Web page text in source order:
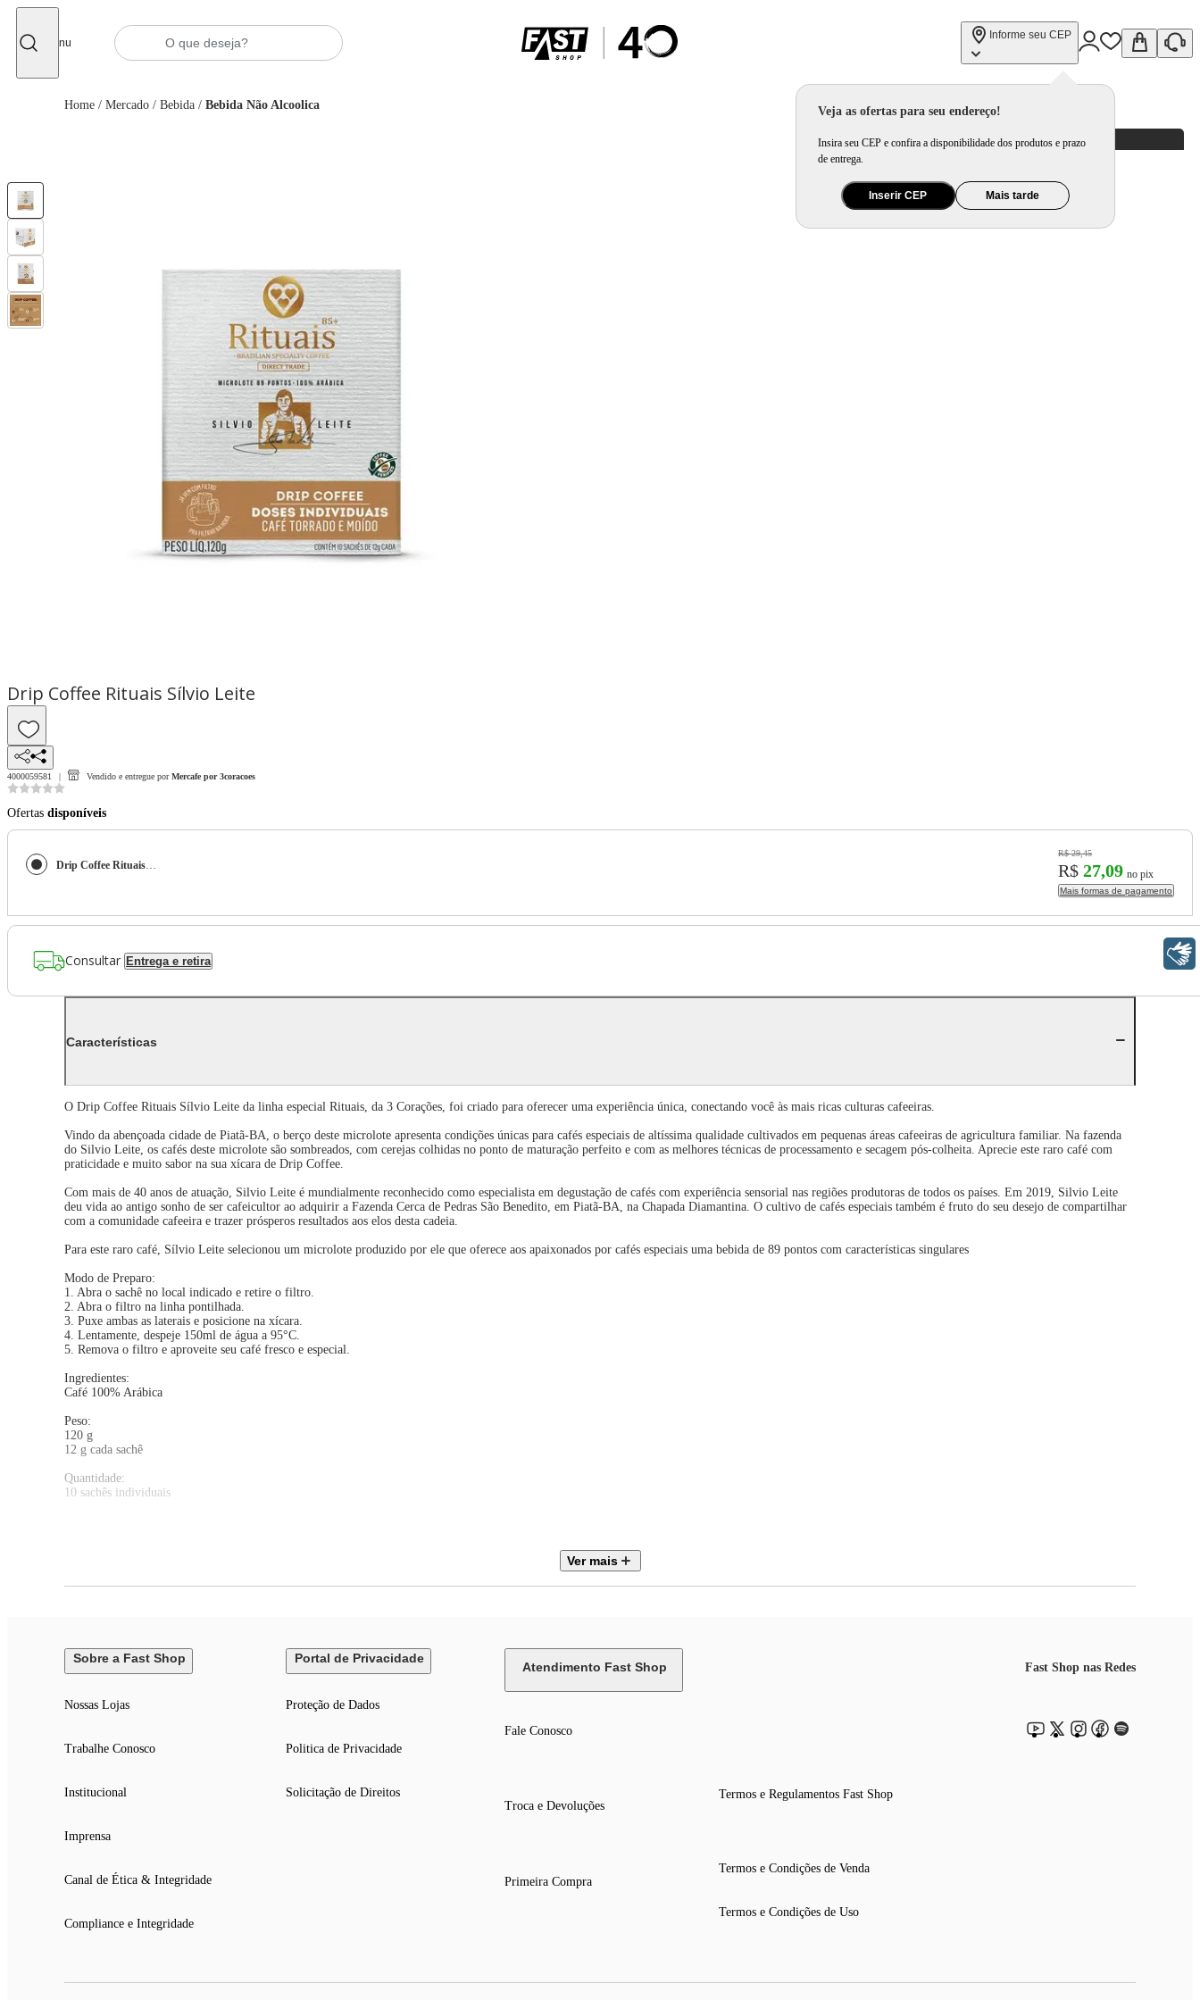
Menu
Informe seu CEP
Veja as ofertas para seu endereço!
Insira seu CEP e confira a disponibilidade dos produtos e prazo
de entrega.
Inserir CEP Mais tarde
Home / Mercado / Bebida / Bebida Não Alcoolica
Drip Coffee Rituais Sílvio Leite
4000059581 Vendido e entregue por Mercafe por 3coracoes
Ofertas disponíveis
Drip Coffee Rituais Sílvio Leite
R$ 29,45
R$ 27,09 no pix
Mais formas de pagamento
Consultar Entrega e retira
Características
O Drip Coffee Rituais Sílvio Leite da linha especial Rituais, da 3 Corações, foi criado para oferecer uma experiência única, conectando você às mais ricas culturas cafeeiras.
Vindo da abençoada cidade de Piatã-BA, o berço deste microlote apresenta condições únicas para cafés especiais de altíssima qualidade cultivados em pequenas áreas cafeeiras de agricultura familiar. Na fazenda
do Silvio Leite, os cafés deste microlote são sombreados, com cerejas colhidas no ponto de maturação perfeito e com as melhores técnicas de processamento e secagem pós-colheita. Aprecie este raro café com
praticidade e muito sabor na sua xícara de Drip Coffee.
Com mais de 40 anos de atuação, Silvio Leite é mundialmente reconhecido como especialista em degustação de cafés com experiência sensorial nas regiões produtoras de todos os países. Em 2019, Silvio Leite
deu vida ao antigo sonho de ser cafeicultor ao adquirir a Fazenda Cerca de Pedras São Benedito, em Piatã-BA, na Chapada Diamantina. O cultivo de cafés especiais também é fruto do seu desejo de compartilhar
com a comunidade cafeeira e trazer prósperos resultados aos elos desta cadeia.
Para este raro café, Sílvio Leite selecionou um microlote produzido por ele que oferece aos apaixonados por cafés especiais uma bebida de 89 pontos com características singulares
Modo de Preparo:
1. Abra o sachê no local indicado e retire o filtro.
2. Abra o filtro na linha pontilhada.
3. Puxe ambas as laterais e posicione na xícara.
4. Lentamente, despeje 150ml de água a 95°C.
5. Remova o filtro e aproveite seu café fresco e especial.
Ingredientes:
Café 100% Arábica
Peso:
120 g
12 g cada sachê
Quantidade:
10 sachês individuais
Ver mais
Sobre a Fast Shop
Nossas Lojas
Trabalhe Conosco
Institucional
Imprensa
Canal de Ética & Integridade
Compliance e Integridade
Portal de Privacidade
Proteção de Dados
Politica de Privacidade
Solicitação de Direitos
Atendimento Fast Shop
Fale Conosco
Troca e Devoluções
Primeira Compra
Termos e Regulamentos Fast Shop
Termos e Condições de Venda
Termos e Condições de Uso
Fast Shop nas Redes